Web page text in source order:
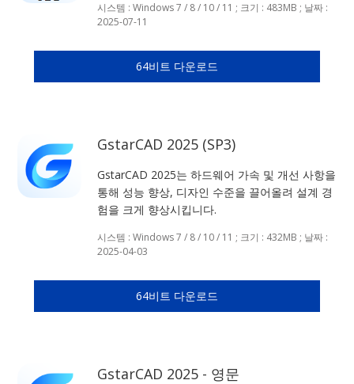
시스템 : Windows 7 / 8 / 10 / 11 ; 크기 : 483MB ; 날짜 :
2025-07-11
64비트 다운로드
GstarCAD 2025 (SP3)
GstarCAD 2025는 하드웨어 가속 및 개선 사항을
통해 성능 향상, 디자인 수준을 끌어올려 설계 경
험을 크게 향상시킵니다.
시스템 : Windows 7 / 8 / 10 / 11 ; 크기 : 432MB ; 날짜 :
2025-04-03
64비트 다운로드
GstarCAD 2025 - 영문